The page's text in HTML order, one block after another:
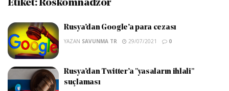
Etiket:Roskomnadzor
Rusya’dan Google’a para cezası
YAZAN SAVUNMA TR 29/07/2021 0
Rusya’dan Twitter’a "yasaların ihlali"
suçlaması